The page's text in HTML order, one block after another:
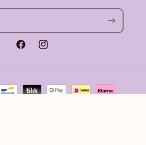
FacebookInstagram